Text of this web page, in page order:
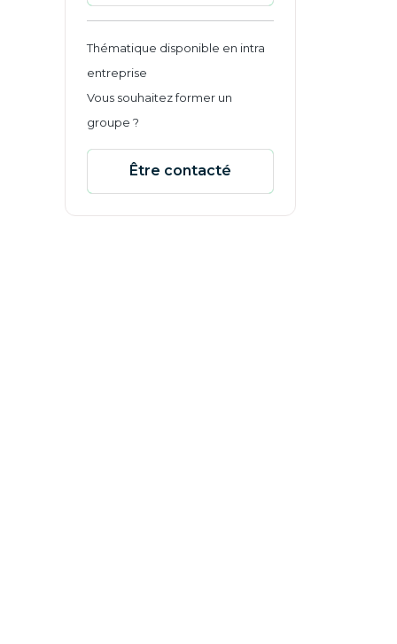
Thématique disponible en intra
entreprise
Vous souhaitez former un
groupe ?
Être contacté